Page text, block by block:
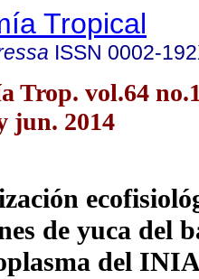
Tropical
ISSN 0002-
Trop. vol.64
jun. 2014
de yuca del
del